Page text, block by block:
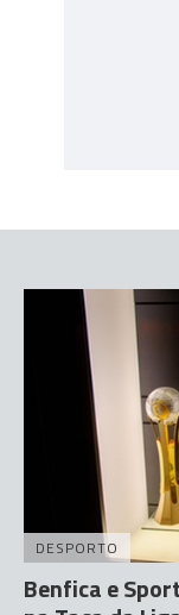
DESPORTO
Benfica e